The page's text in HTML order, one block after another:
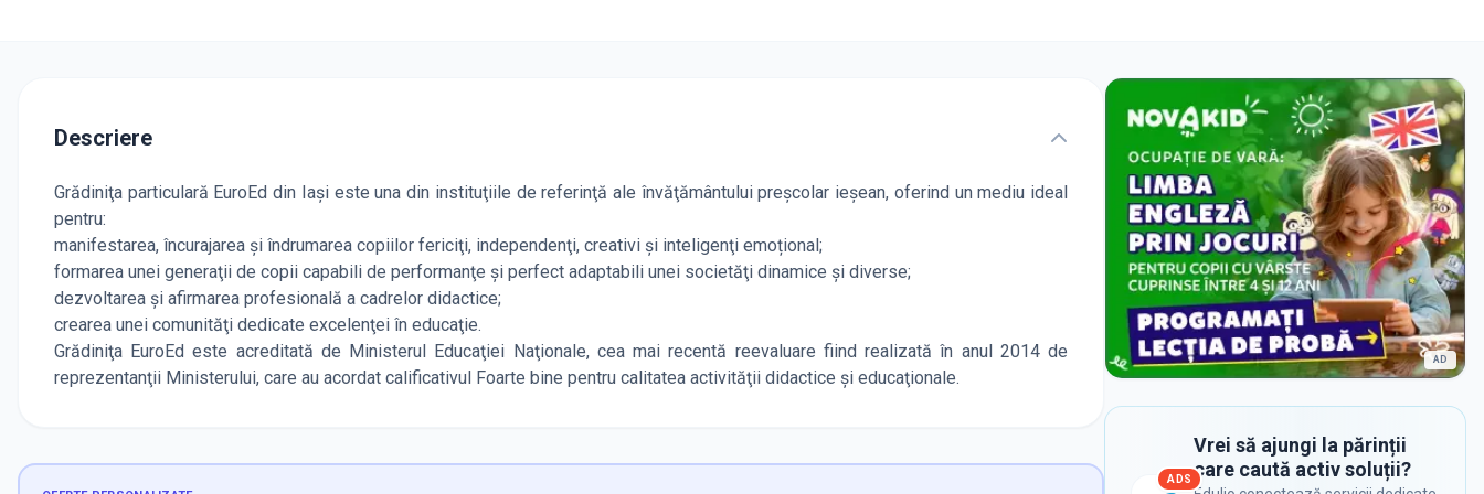
Descriere
Grădiniţa particulară EuroEd din Iași este una din instituţiile de referinţă ale învăţământului preşcolar ieşean, oferind un mediu ideal
pentru:
manifestarea, încurajarea şi îndrumarea copiilor fericiţi, independenţi, creativi şi inteligenţi emoțional;
formarea unei generaţii de copii capabili de performanţe şi perfect adaptabili unei societăţi dinamice şi diverse;
dezvoltarea şi afirmarea profesională a cadrelor didactice;
crearea unei comunităţi dedicate excelenţei în educaţie.
Grădiniţa EuroEd este acreditată de Ministerul Educaţiei Naţionale, cea mai recentă reevaluare fiind realizată în anul 2014 de
reprezentanţii Ministerului, care au acordat calificativul Foarte bine pentru calitatea activităţii didactice şi educaţionale.
AD
ADS
Vrei să ajungi la părinții
care caută activ soluții?